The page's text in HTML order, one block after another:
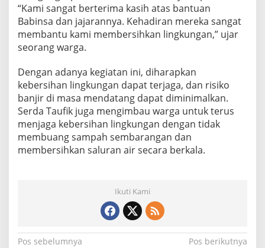
“Kami sangat berterima kasih atas bantuan
Babinsa dan jajarannya. Kehadiran mereka sangat
membantu kami membersihkan lingkungan,” ujar
seorang warga.
Dengan adanya kegiatan ini, diharapkan
kebersihan lingkungan dapat terjaga, dan risiko
banjir di masa mendatang dapat diminimalkan.
Serda Taufik juga mengimbau warga untuk terus
menjaga kebersihan lingkungan dengan tidak
membuang sampah sembarangan dan
membersihkan saluran air secara berkala.
Ikuti Kami
N
Pos sebelumnya
Pos berikutnya